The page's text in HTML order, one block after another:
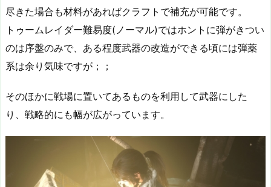
尽きた場合も材料があればクラフトで補充が可能です。
トゥームレイダー難易度(ノーマル)ではホントに弾がきつい
のは序盤のみで、ある程度武器の改造ができる頃には弾薬
系は余り気味ですが；；
そのほかに戦場に置いてあるものを利用して武器にした
り、戦略的にも幅が広がっています。